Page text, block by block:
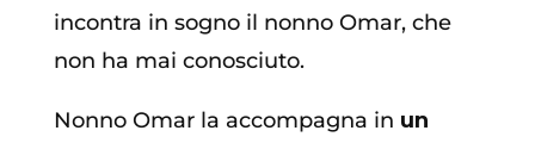
incontra in sogno il nonno Omar, che
non ha mai conosciuto.
Nonno Omar la accompagna in un